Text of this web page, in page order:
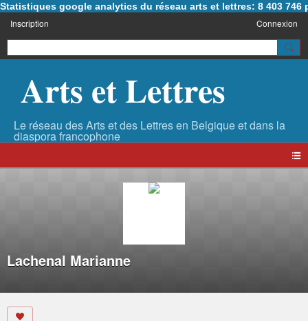
Statistiques google analytics du réseau arts et lettres: 8 403 746
Inscription Connexion
Arts et Lettres
Lachenal Marianne